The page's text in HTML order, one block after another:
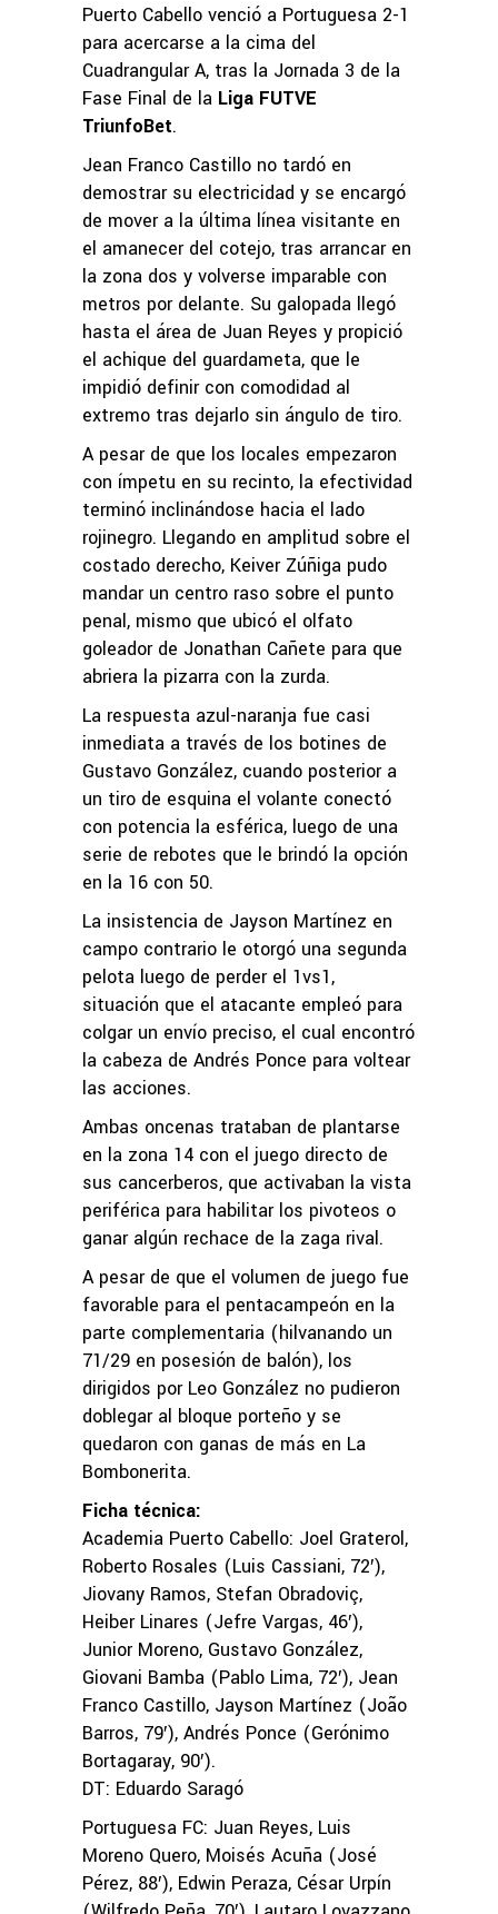
Puerto Cabello venció a Portuguesa 2-1
para acercarse a la cima del
Cuadrangular A, tras la Jornada 3 de la
Fase Final de la Liga FUTVE
TriunfoBet.
Jean Franco Castillo no tardó en
demostrar su electricidad y se encargó
de mover a la última línea visitante en
el amanecer del cotejo, tras arrancar en
la zona dos y volverse imparable con
metros por delante. Su galopada llegó
hasta el área de Juan Reyes y propició
el achique del guardameta, que le
impidió definir con comodidad al
extremo tras dejarlo sin ángulo de tiro.
A pesar de que los locales empezaron
con ímpetu en su recinto, la efectividad
terminó inclinándose hacia el lado
rojinegro. Llegando en amplitud sobre el
costado derecho, Keiver Zúñiga pudo
mandar un centro raso sobre el punto
penal, mismo que ubicó el olfato
goleador de Jonathan Cañete para que
abriera la pizarra con la zurda.
La respuesta azul-naranja fue casi
inmediata a través de los botines de
Gustavo González, cuando posterior a
un tiro de esquina el volante conectó
con potencia la esférica, luego de una
serie de rebotes que le brindó la opción
en la 16 con 50.
La insistencia de Jayson Martínez en
campo contrario le otorgó una segunda
pelota luego de perder el 1vs1,
situación que el atacante empleó para
colgar un envío preciso, el cual encontró
la cabeza de Andrés Ponce para voltear
las acciones.
Ambas oncenas trataban de plantarse
en la zona 14 con el juego directo de
sus cancerberos, que activaban la vista
periférica para habilitar los pivoteos o
ganar algún rechace de la zaga rival.
A pesar de que el volumen de juego fue
favorable para el pentacampeón en la
parte complementaria (hilvanando un
71/29 en posesión de balón), los
dirigidos por Leo González no pudieron
doblegar al bloque porteño y se
quedaron con ganas de más en La
Bombonerita.
Ficha técnica:
Academia Puerto Cabello: Joel Graterol,
Roberto Rosales (Luis Cassiani, 72′),
Jiovany Ramos, Stefan Obradoviç,
Heiber Linares (Jefre Vargas, 46′),
Junior Moreno, Gustavo González,
Giovani Bamba (Pablo Lima, 72′), Jean
Franco Castillo, Jayson Martínez (João
Barros, 79′), Andrés Ponce (Gerónimo
Bortagaray, 90′).
DT: Eduardo Saragó
Portuguesa FC: Juan Reyes, Luis
Moreno Quero, Moisés Acuña (José
Pérez, 88′), Edwin Peraza, César Urpín